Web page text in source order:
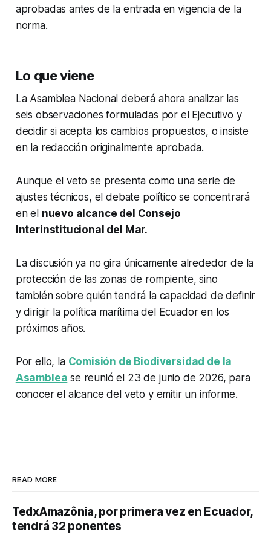
aprobadas antes de la entrada en vigencia de la
norma.
Lo que viene
La Asamblea Nacional deberá ahora analizar las
seis observaciones formuladas por el Ejecutivo y
decidir si acepta los cambios propuestos, o insiste
en la redacción originalmente aprobada.
Aunque el veto se presenta como una serie de
ajustes técnicos, el debate político se concentrará
en el nuevo alcance del Consejo
Interinstitucional del Mar.
La discusión ya no gira únicamente alrededor de la
protección de las zonas de rompiente, sino
también sobre quién tendrá la capacidad de definir
y dirigir la política marítima del Ecuador en los
próximos años.
Por ello, la Comisión de Biodiversidad de la
Asamblea se reunió el 23 de junio de 2026, para
conocer el alcance del veto y emitir un informe.
READ MORE
TedxAmazônia, por primera vez en Ecuador,
tendrá 32 ponentes